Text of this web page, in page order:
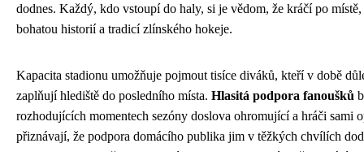
dodnes. Každý, kdo vstoupí do haly, si je vědom, že kráčí po místě,
bohatou historií a tradicí zlínského hokeje.
Kapacita stadionu umožňuje pojmout tisíce diváků, kteří v době
zaplňují hlediště do posledního místa. Hlasitá podpora fanoušků
rozhodujících momentech sezóny doslova ohromující a hráči sami
přiznávají, že podpora domácího publika jim v těžkých chvílích